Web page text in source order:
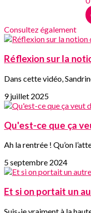
Consultez également
Réflexion sur la
Dans cette vidéo,
9 juillet 2025
Qu'est-ce que ça
Ah la rentrée ! Qu’on
5 septembre 2024
Et si on portait un